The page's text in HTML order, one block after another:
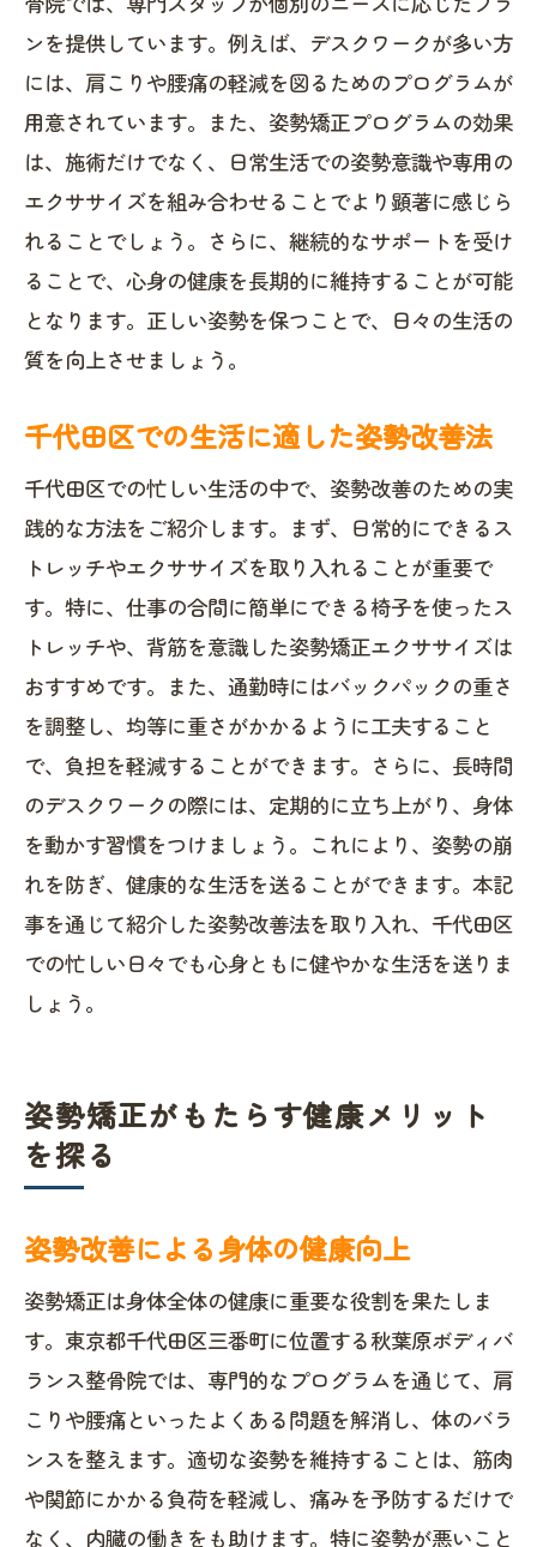
ンを提供しています。例えば、デスクワークが多い方
には、肩こりや腰痛の軽減を図るためのプログラムが
用意されています。また、姿勢矯正プログラムの効果
は、施術だけでなく、日常生活での姿勢意識や専用の
エクササイズを組み合わせることでより顕著に感じら
れることでしょう。さらに、継続的なサポートを受け
ることで、心身の健康を長期的に維持することが可能
となります。正しい姿勢を保つことで、日々の生活の
質を向上させましょう。
千代田区での生活に適した姿勢改善法
千代田区での忙しい生活の中で、姿勢改善のための実
践的な方法をご紹介します。まず、日常的にできるス
トレッチやエクササイズを取り入れることが重要で
す。特に、仕事の合間に簡単にできる椅子を使ったス
トレッチや、背筋を意識した姿勢矯正エクササイズは
おすすめです。また、通勤時にはバックパックの重さ
を調整し、均等に重さがかかるように工夫すること
で、負担を軽減することができます。さらに、長時間
のデスクワークの際には、定期的に立ち上がり、身体
を動かす習慣をつけましょう。これにより、姿勢の崩
れを防ぎ、健康的な生活を送ることができます。本記
事を通じて紹介した姿勢改善法を取り入れ、千代田区
での忙しい日々でも心身ともに健やかな生活を送りま
しょう。
姿勢矯正がもたらす健康メリット
を探る
姿勢改善による身体の健康向上
姿勢矯正は身体全体の健康に重要な役割を果たしま
す。東京都千代田区三番町に位置する秋葉原ボディバ
ランス整骨院では、専門的なプログラムを通じて、肩
こりや腰痛といったよくある問題を解消し、体のバラ
ンスを整えます。適切な姿勢を維持することは、筋肉
や関節にかかる負荷を軽減し、痛みを予防するだけで
なく、内臓の働きをも助けます。特に姿勢が悪いこと